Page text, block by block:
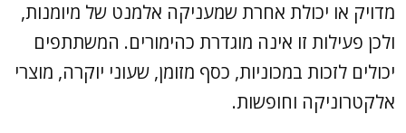
מדויק או יכולת אחרת שמעניקה אלמנט של מיומנות,
ולכן פעילות זו אינה מוגדרת כהימורים. המשתתפים
יכולים לזכות במכוניות, כסף מזומן, שעוני יוקרה, מוצרי
אלקטרוניקה וחופשות.